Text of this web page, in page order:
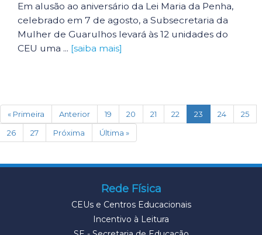
Em alusão ao aniversário da Lei Maria da Penha,
celebrado em 7 de agosto, a Subsecretaria da
Mulher de Guarulhos levará às 12 unidades do
CEU uma ... [saiba mais]
« Primeira Anterior 19 20 21 22 23 (current)
24
25
26
27 Próxima Última »
Rede Física
CEUs e Centros Educacionais
Incentivo à Leitura